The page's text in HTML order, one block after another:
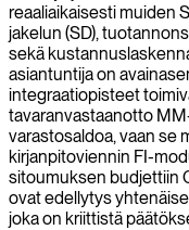
reaaliaikaisesti muiden
jakelun (SD),
sekä
asiantuntija on
integraatiopisteet
tavaranvastaanotto
varastosaldoa, vaan se
kirjanpitoviennin FI-
sitoumuksen budjettiin
ovat edellytys
joka on kriittistä